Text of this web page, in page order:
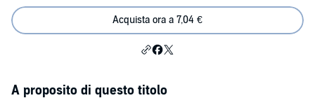
Acquista ora a 7,04 €
A proposito di questo titolo